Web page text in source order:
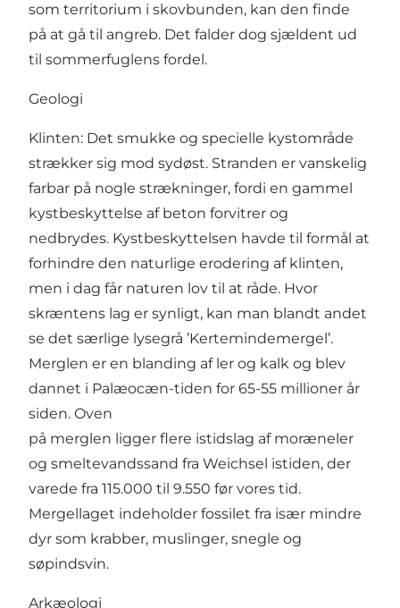
som territorium i skovbunden, kan den finde
på at gå til angreb. Det falder dog sjældent ud
til sommerfuglens fordel.
Geologi
Klinten: Det smukke og specielle kystområde
strækker sig mod sydøst. Stranden er vanskelig
farbar på nogle strækninger, fordi en gammel
kystbeskyttelse af beton forvitrer og
nedbrydes. Kystbeskyttelsen havde til formål at
forhindre den naturlige erodering af klinten,
men i dag får naturen lov til at råde. Hvor
skræntens lag er synligt, kan man blandt andet
se det særlige lysegrå ’Kertemindemergel’.
Merglen er en blanding af ler og kalk og blev
dannet i Palæocæn-tiden for 65-55 millioner år
siden. Oven
på merglen ligger flere istidslag af moræneler
og smeltevandssand fra Weichsel istiden, der
varede fra 115.000 til 9.550 før vores tid.
Mergellaget indeholder fossilet fra især mindre
dyr som krabber, muslinger, snegle og
søpindsvin.
Arkæologi